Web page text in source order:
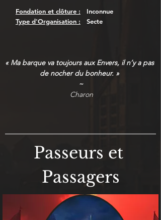
Fondation et clôture :
Type d'Organisation :
Inconnue
Secte
« Ma barque va toujours aux Envers, il n’y a pas
de nocher du bonheur. »
~
Charon
Passeurs et
Passagers